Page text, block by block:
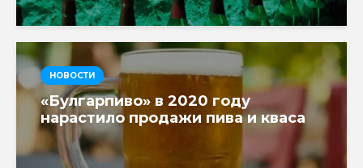
НОВОСТИ
«Булгарпиво» в 2020 году
нарастило продажи пива и кваса